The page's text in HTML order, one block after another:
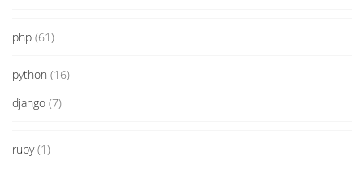
php (61)
python (16)
django (7)
ruby(1)